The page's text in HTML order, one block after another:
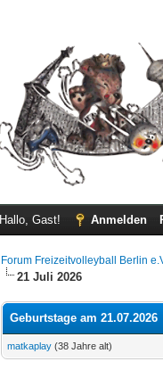
Hallo, Gast! Anmelden
Forum Freizeitvolleyball Berlin
21 Juli 2026
Geburtstage am 21.07.2026
matkaplay (38 Jahre alt)